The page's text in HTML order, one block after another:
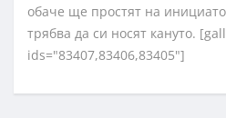
обаче ще простят на
трябва да си носят кануто.
ids="83407,83406,83405"]